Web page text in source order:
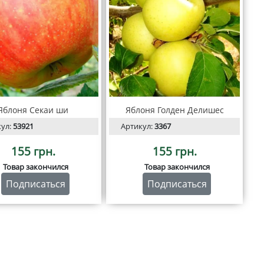
Секаи ши
53921
155 грн.
Товар закончился
Подписаться
Яблоня Голден Делишес
Артикул:3367
155 грн.
Товар закончился
Подписаться